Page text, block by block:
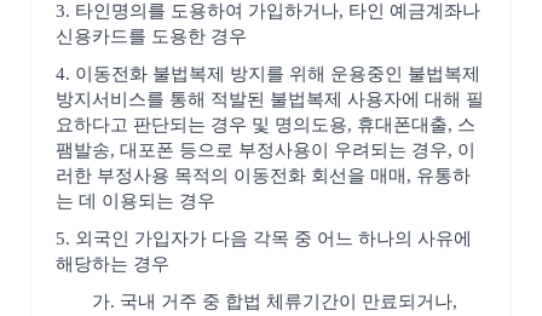
3. 타인명의를 도용하여 가입하거나, 타인 예금계좌나
신용카드를 도용한 경우
4. 이동전화 불법복제 방지를 위해 운용중인 불법복제
방지서비스를 통해 적발된 불법복제 사용자에 대해 필
요하다고 판단되는 경우 및 명의도용, 휴대폰대출, 스
팸발송, 대포폰 등으로 부정사용이 우려되는 경우, 이
러한 부정사용 목적의 이동전화 회선을 매매, 유통하
는 데 이용되는 경우
5. 외국인 가입자가 다음 각목 중 어느 하나의 사유에
해당하는 경우
가. 국내 거주 중 합법 체류기간이 만료되거나,